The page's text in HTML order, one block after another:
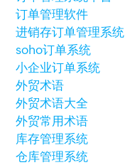
订单管理软件
进销存订单管理系统
soho订单系统
小企业订单系统
外贸术语
外贸术语大全
外贸常用术语
库存管理系统
仓库管理系统